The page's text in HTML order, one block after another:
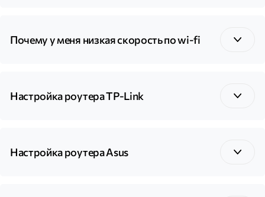
Почему у меня низкая скорость по wi-fi
Настройка роутера TP-Link
Настройка роутера Asus